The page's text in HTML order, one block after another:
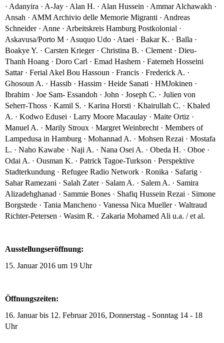
· Adanyira · A-Jay · Alan H. · Alan Hussein · Ammar Alchawakh ·
Ansah · AMM Archivio delle Memorie Migranti · Andreas
Schneider · Anne · Arbeitskreis Hamburg Postkolonial ·
Askavusa/Porto M · Asuquo Udo · Ataei · Bakar K. · Balla ·
Boakye Y. · Carsten Krieger · Christina B. · Clement · Dieu-
Thanh Hoang · Doro Carl · Emad Hashem · Fatemeh Hosseini
Sattar · Ferial Akel Bou Hassoun · Francis · Frederick A. ·
Ghosoun A. · Hassib · Hassim · Heide Sanati · HMJokinen ·
Ibrahim · Joe Sam- Essandoh · John · Joseph C. · Julien von
Seherr-Thoss · Kamil S. · Karina Horsti · Khairullah C. · Khaled
A. · Kodwo Edusei · Larry Moore Macaulay · Maite Ortiz ·
Manuel A. · Marily Stroux · Margret Weinbrecht · Members of
Lampedusa in Hamburg · Mohannad A. · Mohsen Rezai · Mostafa
L. · Naho Kawabe · Naji A. · Nana Osei A. · Obeda H. · Oboe ·
Odai A. · Ousman K. · Patrick Tagoe-Turkson · Perspektive
Stadterkundung · Refugee Radio Network · Ronika · Safarig ·
Sahar Ramezani · Salah Zater · Salam A. · Salem A. · Samira
Alizadehghanad · Sammie Bones · Shafiq Hussein Rezai · Simone
Borgstede · Tania Mancheno · Vanessa Nica Mueller · Waltraud
Richter-Petersen · Wasim R. · Zakaria Mohamed Ali u.a. / et al.
Ausstellungseröffnung:
15. Januar 2016 um 19 Uhr
Öffnungszeiten:
16. Januar bis 12. Februar 2016, Donnerstag - Sonntag 14 - 18
Uhr